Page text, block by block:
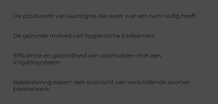
De producent van kunstgras die weet wat een tuin nodig heeft
De gezonde Invloed van hygiënische badkamers
Efficiëntie en gezondheid van sportvelden met een
irrigatiesysteem
Bepleistering expert: een overzicht van verschillende soorten
pleisterwerk